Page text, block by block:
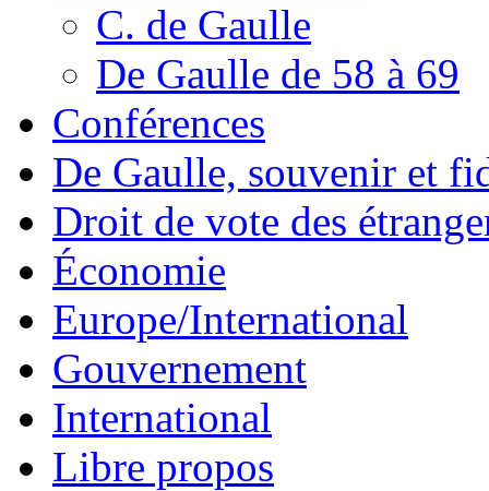
C. de Gaulle
De Gaulle de 58 à 69
Conférences
De Gaulle, souvenir et
Droit de vote des
Économie
Europe/International
Gouvernement
International
Libre propos